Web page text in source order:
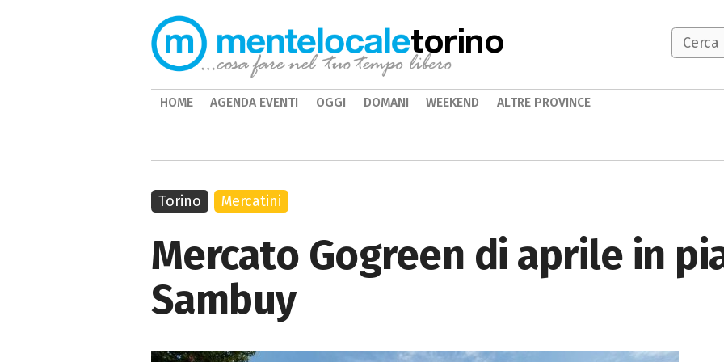
Mercato Gogreen di aprile in
Sambuy
Torino Mercatini
torino
HOME AGENDA EVENTI OGGI DOMANI WEEKEND ALTRE PROVINCE